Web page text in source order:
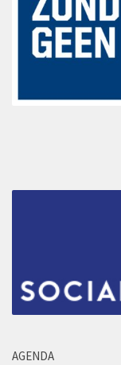
De jaren
De jaren
De jaren
AGENDA